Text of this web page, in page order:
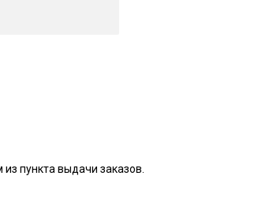
пункта выдачи заказов.